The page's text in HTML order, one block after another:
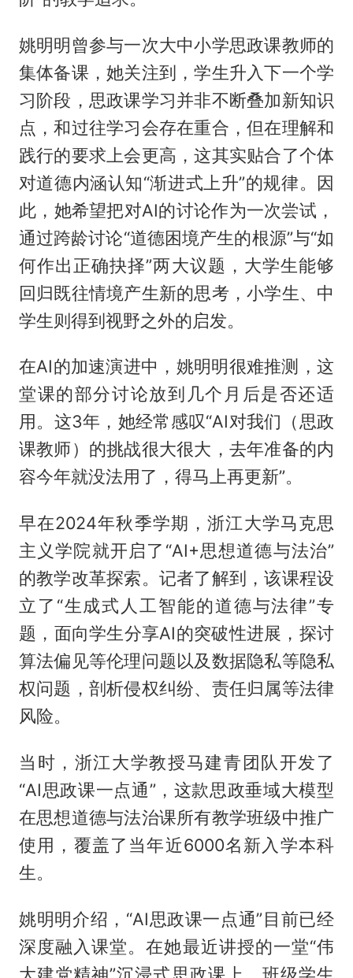
姚明明曾参与一次大中小学思政课教师的
集体备课，她关注到，学生升入下一个学
习阶段，思政课学习并非不断叠加新知识
点，和过往学习会存在重合，但在理解和
践行的要求上会更高，这其实贴合了个体
对道德内涵认知“渐进式上升”的规律。因
此，她希望把对AI的讨论作为一次尝试，
通过跨龄讨论“道德困境产生的根源”与“如
何作出正确抉择”两大议题，大学生能够
回归既往情境产生新的思考，小学生、中
学生则得到视野之外的启发。
在AI的加速演进中，姚明明很难推测，这
堂课的部分讨论放到几个月后是否还适
用。这3年，她经常感叹“AI对我们（思政
课教师）的挑战很大很大，去年准备的内
容今年就没法用了，得马上再更新”。
早在2024年秋季学期，浙江大学马克思
主义学院就开启了“AI+思想道德与法治”
的教学改革探索。记者了解到，该课程设
立了“生成式人工智能的道德与法律”专
题，面向学生分享AI的突破性进展，探讨
算法偏见等伦理问题以及数据隐私等隐私
权问题，剖析侵权纠纷、责任归属等法律
风险。
当时，浙江大学教授马建青团队开发了
“AI思政课一点通”，这款思政垂域大模型
在思想道德与法治课所有教学班级中推广
使用，覆盖了当年近6000名新入学本科
生。
姚明明介绍，“AI思政课一点通”目前已经
深度融入课堂。在她最近讲授的一堂“伟